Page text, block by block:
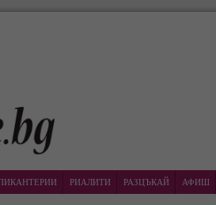
РИАЛИТИ РАЗЦЪКАЙ АФИШ